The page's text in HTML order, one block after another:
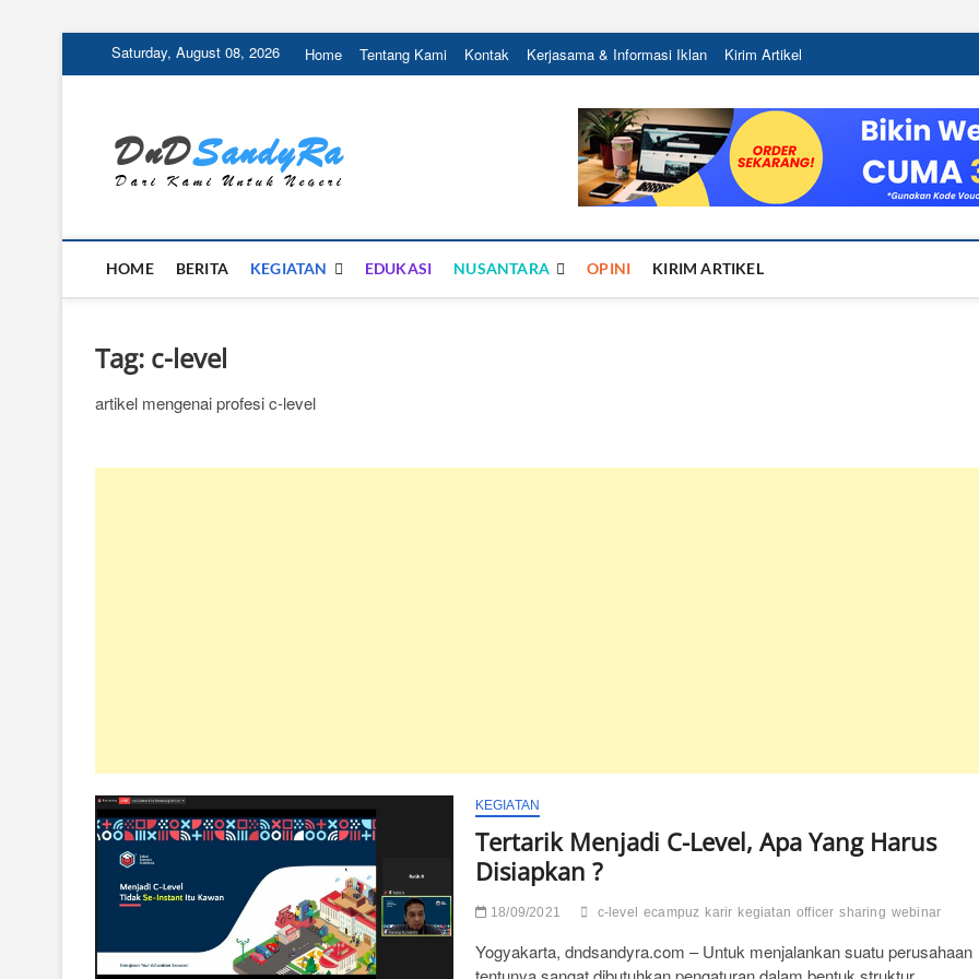
Saturday, August 08, 2026 Home Tentang Kami Kontak Kerjasama & Informasi Iklan Kirim Artikel
DnD Sandy Ra
HOME BERITA KEGIATAN EDUKASI NUSANTARA OPINI KIRIM ARTIKEL
Tag: c-level
artikel mengenai profesi c-level
KEGIATAN
Tertarik Menjadi C-Level, Apa Yang Harus
Disiapkan ?
18/09/2021 c-level ecampuz karir kegiatan officer sharing webinar
Yogyakarta, dndsandyra.com – Untuk menjalankan suatu perusahaan